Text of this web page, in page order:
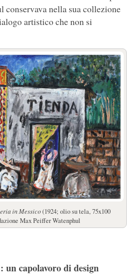
conservava nella sua collezione
artistico che non si
in Messico(1924; olio su tela, 75x100
Max Peiffer Watenphul
un capolavoro di design